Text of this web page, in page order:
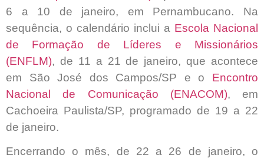
6 a 10 de janeiro, em Pernambucano. Na
sequência, o calendário inclui a Escola Nacional
de Formação de Líderes e Missionários
(ENFLM), de 11 a 21 de janeiro, que acontece
em São José dos Campos/SP e o Encontro
Nacional de Comunicação (ENACOM), em
Cachoeira Paulista/SP, programado de 19 a 22
de janeiro.
Encerrando o mês, de 22 a 26 de janeiro, o